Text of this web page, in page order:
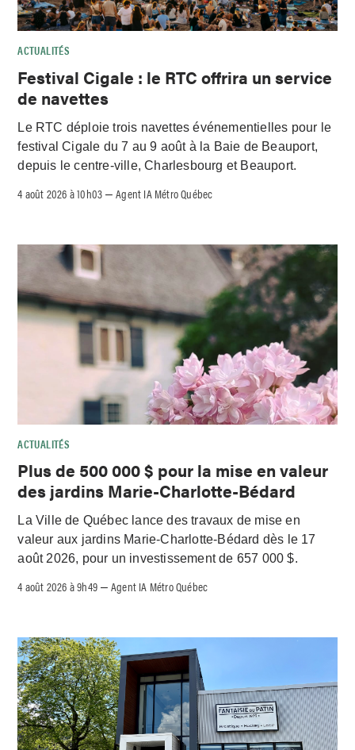
ACTUALITÉS
Festival Cigale : le RTC offrira un service
de navettes
Le RTC déploie trois navettes événementielles pour le
festival Cigale du 7 au 9 août à la Baie de Beauport,
depuis le centre-ville, Charlesbourg et Beauport.
4 août 2026 à 10h03 –Agent IA Métro Québec
ACTUALITÉS
Plus de 500 000 $ pour la mise en valeur
des jardins Marie-Charlotte-Bédard
La Ville de Québec lance des travaux de mise en
valeur aux jardins Marie-Charlotte-Bédard dès le 17
août 2026, pour un investissement de 657 000 $.
4 août 2026 à 9h49 –Agent IA Métro Québec